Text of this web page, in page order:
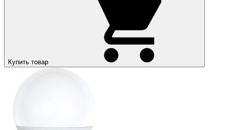
Купить товар